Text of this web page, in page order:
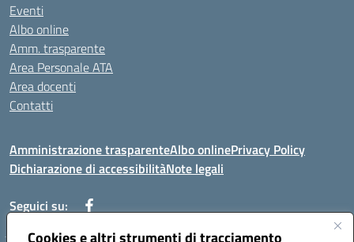
Cookies e altri strumenti di tracciamento
Eventi
Albo online
Amm. trasparente
Area Personale ATA
Area docenti
Contatti
Amministrazione trasparenteAlbo onlinePrivacy Policy
Dichiarazione di accessibilitàNote legali
Seguici su: